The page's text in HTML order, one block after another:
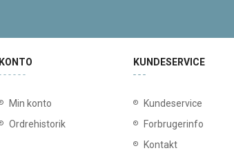
KONTO
Min konto
Ordrehistorik
KUNDESERVICE
Kundeservice
Forbrugerinfo
Kontakt